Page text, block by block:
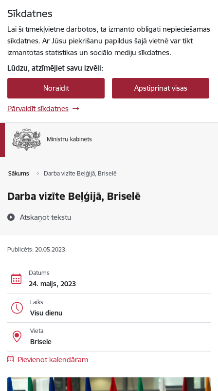
Sīkdatnes
Lai šī tīmekļvietne darbotos, tā izmanto obligāti nepieciešamās
sīkdatnes. Ar Jūsu piekrišanu papildus šajā vietnē var tikt
izmantotas statistikas un sociālo mediju sīkdatnes.
Lūdzu, atzīmējiet savu izvēli:
Noraidīt Apstiprināt visas
Pārvaldīt sīkdatnes
Sākums Darba vizīte Beļģijā, Briselē
Darba vizīte Beļģijā, Briselē
Atskaņot tekstu
Publicēts: 20.05.2023.
Datums
24. maijs, 2023
Laiks
Visu dienu
Vieta
Brisele
Pievienot kalendāram